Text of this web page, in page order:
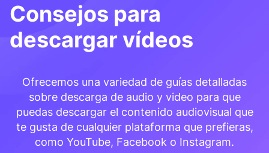
Consejos para
descargar vídeos
Ofrecemos una variedad de guías detalladas
sobre descarga de audio y video para que
puedas descargar el contenido audiovisual que
te gusta de cualquier plataforma que prefieras,
como YouTube, Facebook o Instagram.